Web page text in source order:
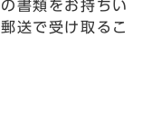
書類をお持ちい
送で受け取るこ